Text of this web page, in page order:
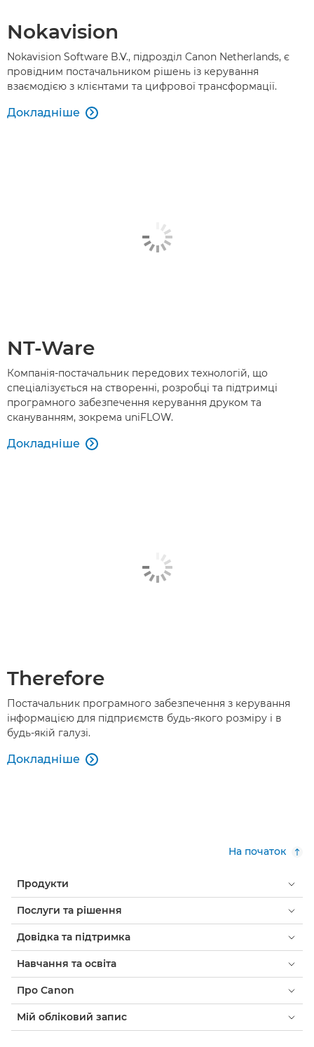
Nokavision
Nokavision Software B.V., підрозділ Canon Netherlands, є
провідним постачальником рішень із керування
взаємодією з клієнтами та цифрової трансформації.
Докладніше 
NT-Ware
Компанія-постачальник передових технологій, що
спеціалізується на створенні, розробці та підтримці
програмного забезпечення керування друком та
скануванням, зокрема uniFLOW.
Докладніше 
Therefore
Постачальник програмного забезпечення з керування
інформацією для підприємств будь-якого розміру і в
будь-якій галузі.
Докладніше 
На початок
Продукти
Послуги та рішення
Довідка та підтримка
Навчання та освіта
Про Canon
Мій обліковий запис